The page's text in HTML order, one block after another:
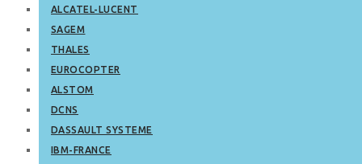
ALCATEL-LUCENT
SAGEM
THALES
EUROCOPTER
ALSTOM
DCNS
DASSAULT SYSTEME
IBM-FRANCE